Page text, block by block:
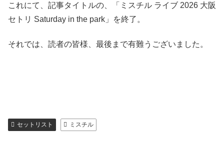
これにて、記事タイトルの、「ミスチル ライブ 2026 大阪
セトリ Saturday in the park」を終了。
それでは、読者の皆様、最後まで有難うございました。
セットリスト ミスチル